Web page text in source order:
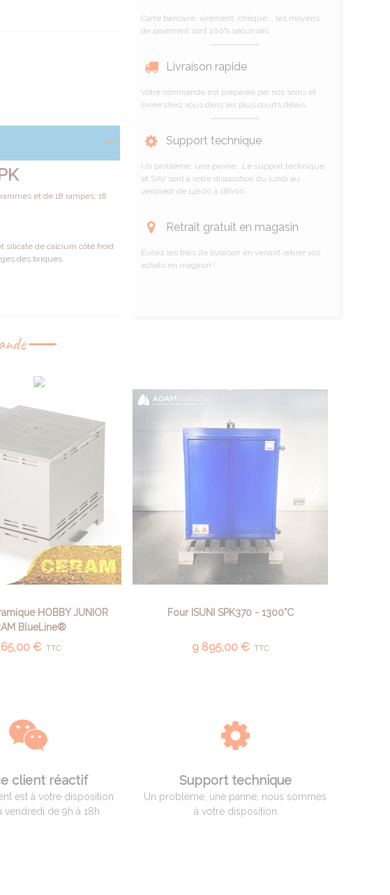
et de 18 rampes, 18
silicate de calcium côté froid
des briques
Carte bancaire, virement, chèque... les moyens
de paiement sont 100% sécurisés
Livraison rapide
Votre commande est préparée par nos soins et
livrée chez vous dans les plus courts délais
Support technique
Un problème, une panne...Le support technique
et SAV sont à votre disposition du lundi au
vendredi de 14h00 à 18h00.
Retrait gratuit en magasin
Évitez les frais de livraison en venant retirer vos
achats en magasin !
AFFICHER PLUSHOBBY JUNIOR
BlueLine®
€ TTC
AJOUTER AU PANIER
Four ISUNI SPK370 - 1300°C
9 895,00 € TTC
client réactif
est à votre disposition
vendredi de 9h à 18h
Support technique
Un problème, une panne, nous sommes
à votre disposition